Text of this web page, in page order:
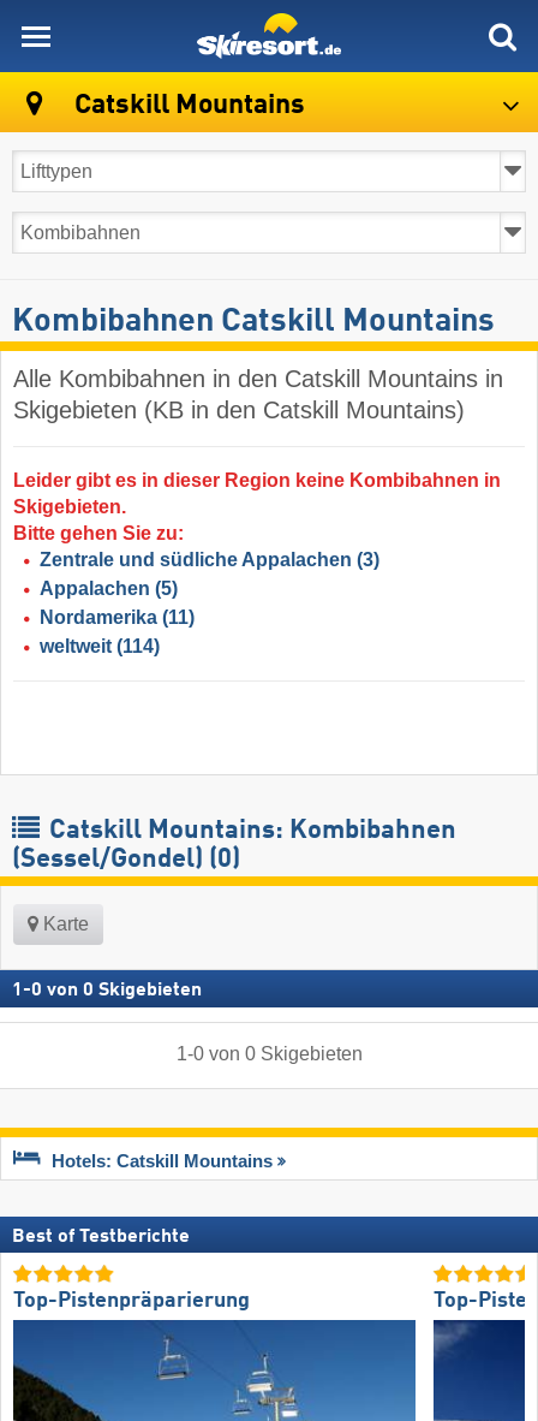
Catskill Mountains
Kombibahnen Catskill Mountains
Alle Kombibahnen in den Catskill Mountains in
Skigebieten (KB in den Catskill Mountains)
Leider gibt es in dieser Region keine Kombibahnen in
Skigebieten.
Bitte gehen Sie zu:
Zentrale und südliche Appalachen (3)
Appalachen (5)
Nordamerika (11)
weltweit (114)
Catskill Mountains: Kombibahnen
(Sessel/Gondel) (0)
Karte
1 -0 von 0 Skigebieten
1-0von 0 Skigebieten
Hotels: Catskill Mountains
Best of Testberichte
Top-Pistenpräparierung Top-